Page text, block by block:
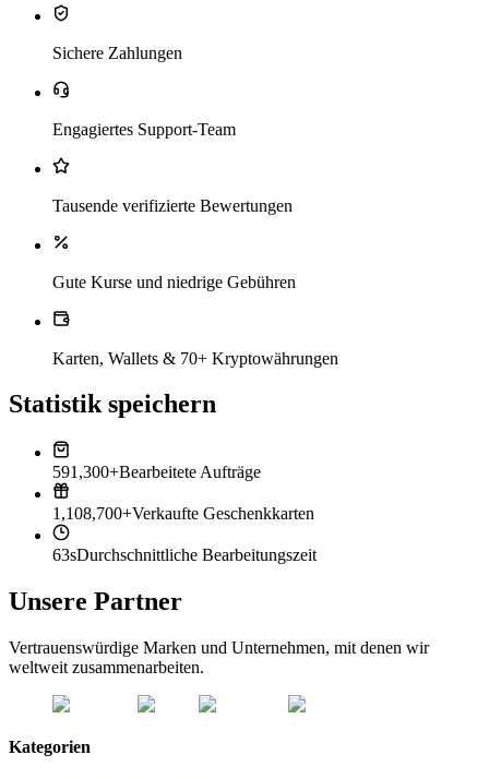
Sichere Zahlungen
Engagiertes Support-Team
Tausende verifizierte Bewertungen
Gute Kurse und niedrige Gebühren
Karten, Wallets & 70+ Kryptowährungen
Statistik speichern
591,300+Bearbeitete Aufträge
1,108,700+Verkaufte Geschenkkarten
63sDurchschnittliche Bearbeitungszeit
Unsere Partner
Vertrauenswürdige Marken und Unternehmen, mit denen wir
weltweit zusammenarbeiten.
Kategorien